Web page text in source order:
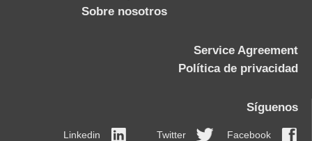
Sobre nosotros
Service Agreement
Política de privacidad
Síguenos
Facebook
Twitter
Linkedin